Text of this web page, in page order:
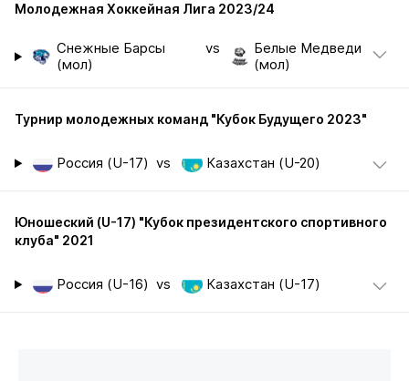
Молодежная Хоккейная Лига 2023/24
Снежные Барсы
(мол)
vs
Белые Медведи
(мол)
Турнир молодежных команд "Кубок Будущего 2023"
Россия (U-17) vs Казахстан (U-20)
Юношеский (U-17) "Кубок президентского спортивного
клуба" 2021
Россия (U-16) vs Казахстан (U-17)